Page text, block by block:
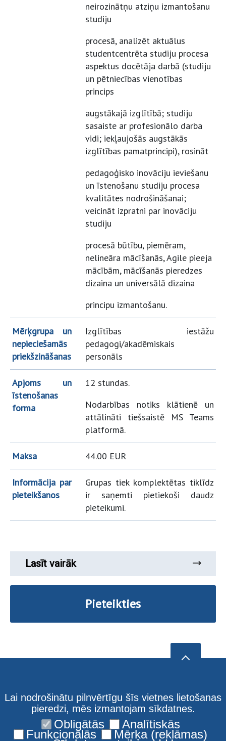
neirozinātņu atziņu izmantošanu
studiju
procesā, analizēt aktuālus
studentcentrēta studiju procesa
aspektus docētāja darbā (studiju
un pētniecības vienotības
princips
augstākajā izglītībā; studiju
sasaiste ar profesionālo darba
vidi; iekļaujošās augstākās
izglītības pamatprincipi), rosināt
pedagoģisko inovāciju ieviešanu
un īstenošanu studiju procesa
kvalitātes nodrošināšanai;
veicināt izpratni par inovāciju
studiju
procesā būtību, piemēram,
nelineāra mācīšanās, Agile pieeja
mācībām, mācīšanās pieredzes
dizaina un universālā dizaina
principu izmantošanu.
Mērķgrupa un
nepieciešamās
priekšzināšanas
Izglītības iestāžu
pedagogi/akadēmiskais
personāls
Apjoms un
īstenošanas
forma
12 stundas.
Nodarbības notiks klātienē un
attālināti tiešsaistē MS Teams
platformā.
Maksa 44.00 EUR
Informācija par
pieteikšanos
Grupas tiek komplektētas tiklīdz
ir saņemti pietiekoši daudz
pieteikumi.
Lasīt vairāk
Pieteikties
Lai nodrošinātu pilnvērtīgu šīs vietnes lietošanas
pieredzi, mēs izmantojam sīkdatnes.
Obligātās Analītiskās
Funkcionālās Mērķa (reklāmas)